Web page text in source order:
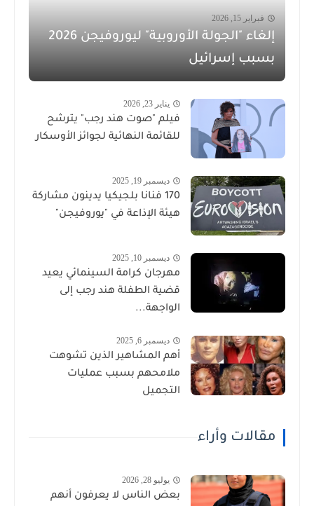
فبراير 15, 2026
إلغاء "الجولة الأوروبية" ليوروفيجن 2026
بسبب إسرائيل
يناير 23, 2026
فيلم "صوت هند رجب" يترشح
للقائمة النهائية لجوائز الأوسكار
ديسمبر 19, 2025
170 فنانا بلجيكيا يدينون مشاركة
هيئة الإذاعة في "يوروفيجن"
ديسمبر 10, 2025
مهرجان كرامة السينمائي يعيد
قضية الطفلة هند رجب إلى
الواجهة...
ديسمبر 6, 2025
أهم المشاهير الذين تشوهت
ملامحهم بسبب عمليات
التجميل
مقالات وأراء
يوليو 28, 2026
بعض الناس لا يعرفون أنهم